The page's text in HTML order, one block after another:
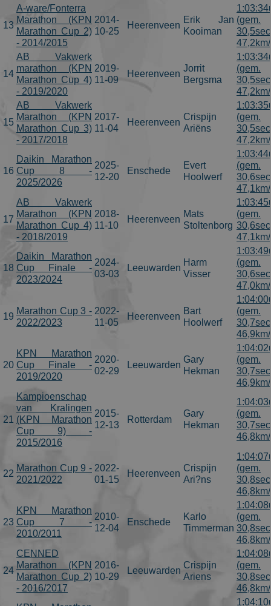
13
A-ware/Fonterra
Marathon (KPN
Marathon Cup 2)
- 2014/2015
2014-
10-25
Heerenveen
Erik Jan
Kooiman
(gem.
14
AB Vakwerk
marathon (KPN
Marathon Cup 4)
- 2019/2020
2019-
11-09
Heerenveen
Jorrit
Bergsma
(gem.
15
AB Vakwerk
Marathon (KPN
Marathon Cup 3)
- 2017/2018
2017-
11-04
Heerenveen
Crispijn
Ariëns
(gem.
16
Daikin Marathon
Cup 8 -
2025/2026
2025-
12-20
Enschede
Evert
Hoolwerf
(gem.
17
AB Vakwerk
Marathon (KPN
Marathon Cup 4)
- 2018/2019
2018-
11-10
Heerenveen
Mats
Stoltenborg
(gem.
18
Daikin Marathon
Cup Finale -
2023/2024
2024-
03-03
Leeuwarden
Harm
Visser
(gem.
19
Marathon Cup 3 -
2022/2023
2022-
11-05
Heerenveen
Bart
Hoolwerf
(gem.
20
KPN Marathon
Cup Finale -
2019/2020
2020-
02-29
Leeuwarden
Gary
Hekman
(gem.
21
Kampioenschap
van Kralingen
(KPN Marathon
Cup 9) -
2015/2016
2015-
12-13
Rotterdam
Gary
Hekman
(gem.
22
Marathon Cup 9 -
2021/2022
2022-
01-15
Heerenveen
Crispijn
Ari?ns
(gem.
23
KPN Marathon
Cup 7 -
2010/2011
2010-
12-04
Enschede
Karlo
Timmerman
(gem.
24
CENNED
Marathon (KPN
Marathon Cup 2)
- 2016/2017
2016-
10-29
Leeuwarden
Crispijn
Ariens
(gem.